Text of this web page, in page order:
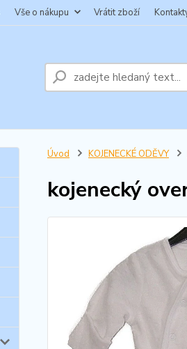
Vše o nákupu Vrátit zboží
Úvod KOJENECKÉ ODĚVY
kojenecký